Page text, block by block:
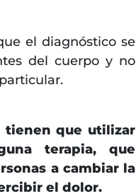
el diagnóstico se
del cuerpo y no
tienen que utilizar
terapia, que
a cambiar la
el dolor.